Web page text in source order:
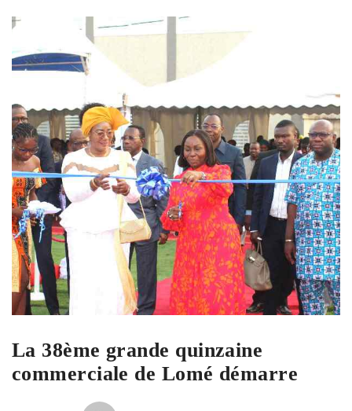
La 38ème grande quinzaine
commerciale de Lomé démarre